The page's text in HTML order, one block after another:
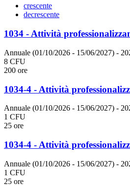
crescente
decrescente
1034 - Attività
Annuale (01/10/2026 - 15/06/2027) -
8 CFU
200 ore
1034-4 - Attività
Annuale (01/10/2026 - 15/06/2027) -
1 CFU
25 ore
1034-4 - Attività
Annuale (01/10/2026 - 15/06/2027) -
1 CFU
25 ore